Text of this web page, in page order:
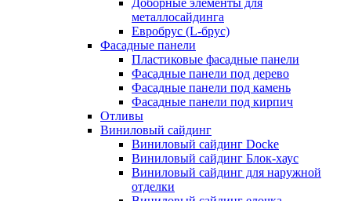
Доборные элементы для
металлосайдинга
Евробрус (L-брус)
Фасадные панели
Пластиковые фасадные панели
Фасадные панели под дерево
Фасадные панели под камень
Фасадные панели под кирпич
Отливы
Виниловый сайдинг
Виниловый сайдинг Docke
Виниловый сайдинг Блок-хаус
Виниловый сайдинг для наружной
отделки